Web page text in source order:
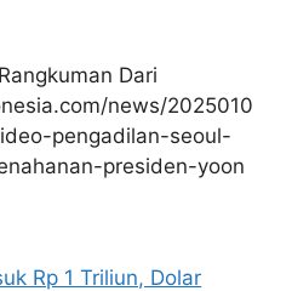
Dari
news/2025010
pengadilan-seoul-
presiden-yoon
Rp 1 Triliun, Dolar